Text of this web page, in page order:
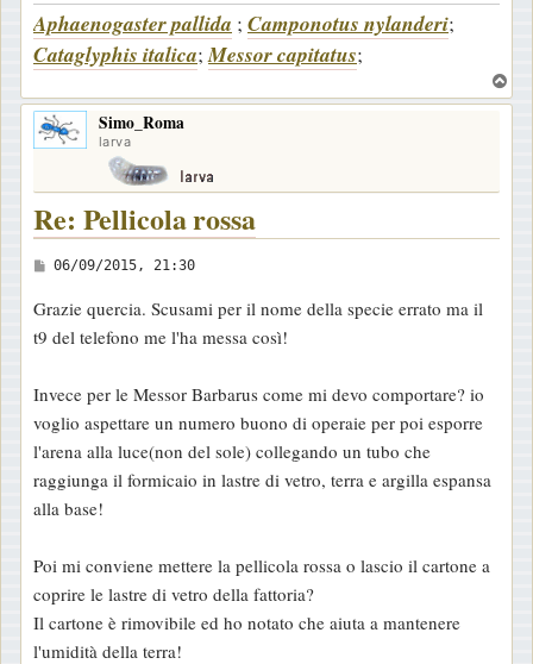
Aphaenogaster pallida ; Camponotus nylanderi;
Cataglyphis italica;Messor capitatus;
o
Simo_Roma
larva
Re: Pellicola rossa
M
s
s
g
g
i
o
06/09/2015, 21:30
Grazie quercia. Scusami per il nome della specie errato ma il
t9 del telefono me l'ha messa così!
Invece per le Messor Barbarus come mi devo comportare? io
voglio aspettare un numero buono di operaie per poi esporre
l'arena alla luce(non del sole) collegando un tubo che
raggiunga il formicaio in lastre di vetro, terra e argilla espansa
alla base!
Poi mi conviene mettere la pellicola rossa o lascio il cartone a
coprire le lastre di vetro della fattoria?
Il cartone è rimovibile ed ho notato che aiuta a mantenere
l'umidità della terra!